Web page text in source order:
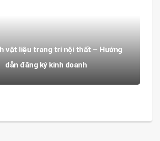
vật liệu trang trí nội thất – Hướng
dẫn đăng ký kinh doanh